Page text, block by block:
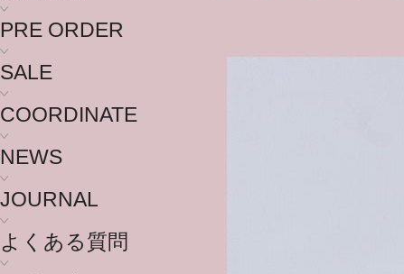
PRE ORDER
SALE
COORDINATE
NEWS
JOURNAL
よくある質問